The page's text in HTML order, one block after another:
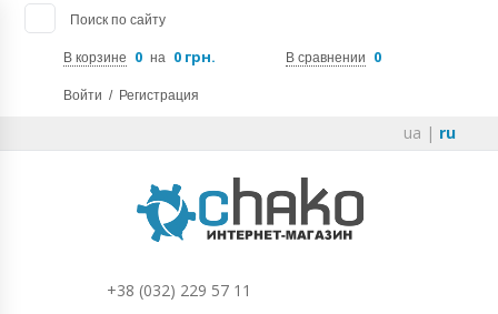
Поиск по сайту
В корзине 0 на 0 грн. В сравнении 0
Войти / Регистрация
ua | ru
+38 (032) 229 57 11